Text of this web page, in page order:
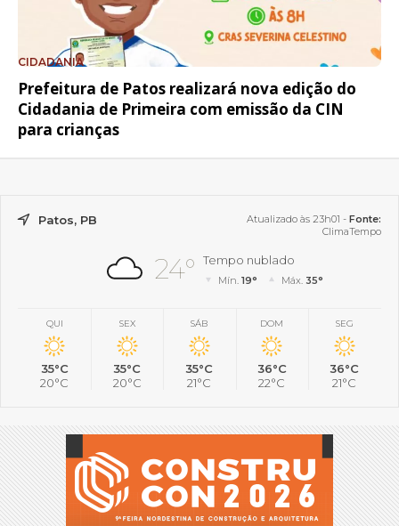
CIDADANIA
Prefeitura de Patos realizará nova edição do
Cidadania de Primeira com emissão da CIN
para crianças
Patos, PB Atualizado às 23h01 - Fonte:
ClimaTempo
24° Tempo nublado
Mín.19° Máx. 35°
QUI
35°C
20°C
SEX
35°C
20°C
SÁB
35°C
21°C
DOM
36°C
22°C
SEG
36°C
21°C